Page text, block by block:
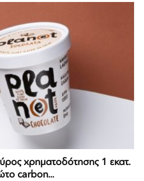
χρηματοδότησης 1 εκατ.
carbon...